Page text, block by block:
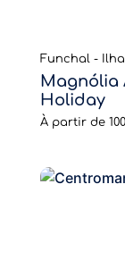
Funchal -
Magnólia
Holiday
À partir de